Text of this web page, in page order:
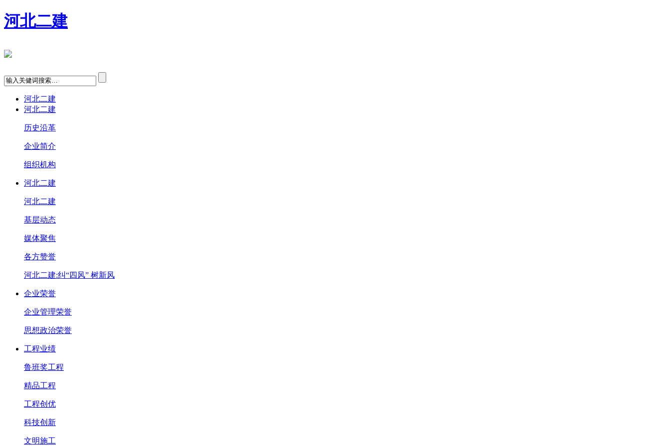
河北二建
河北二建
河北二建
历史沿革
企业简介
组织机构
河北二建
河北二建
基层动态
媒体聚焦
各方赞誉
河北二建:纠“四风” 树新风
企业荣誉
企业管理荣誉
思想政治荣誉
工程业绩
鲁班奖工程
精品工程
工程创优
科技创新
文明施工